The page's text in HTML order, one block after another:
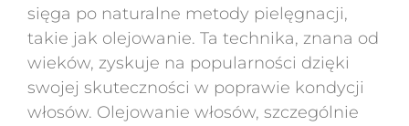
sięga po naturalne metody pielęgnacji,
takie jak olejowanie. Ta technika, znana od
wieków, zyskuje na popularności dzięki
swojej skuteczności w poprawie kondycji
włosów. Olejowanie włosów, szczególnie